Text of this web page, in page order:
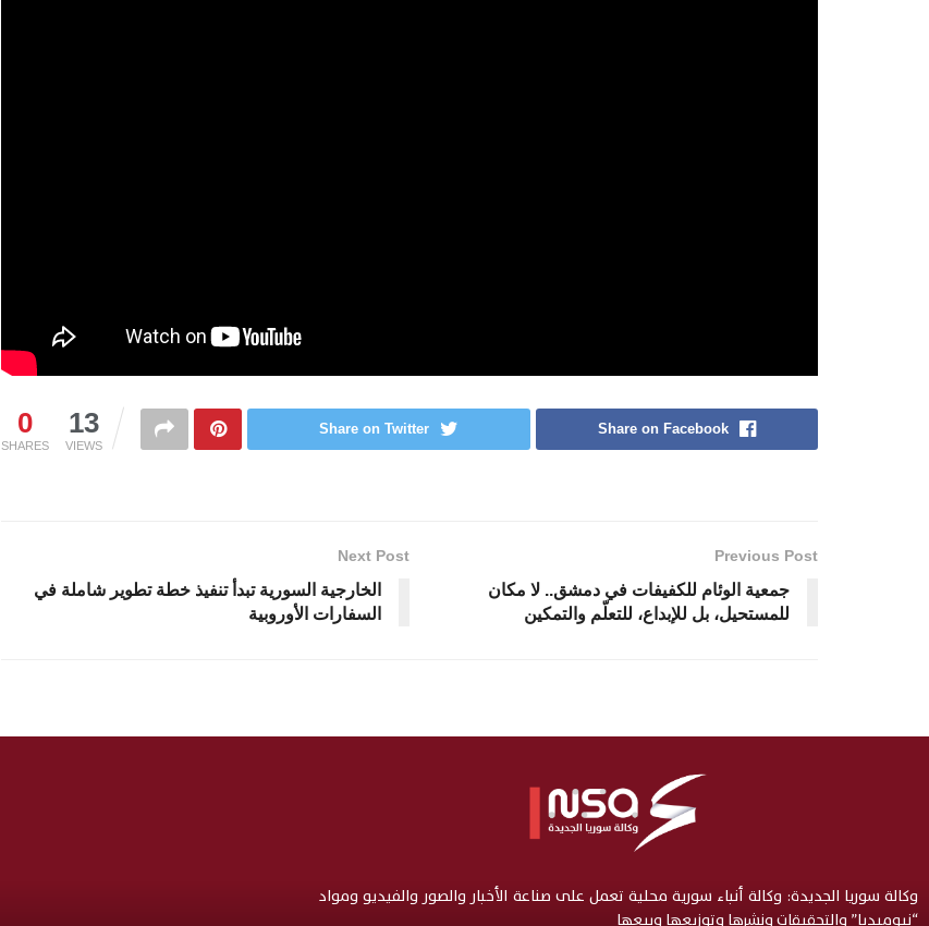
0
SHARES
13
VIEWS
Share on Facebook
Share on Twitter
Previous Post
جمعية الوئام للكفيفات في دمشق.. لا مكان
للمستحيل، بل للإبداع، للتعلّم والتمكين
Next Post
الخارجية السورية تبدأ تنفيذ خطة تطوير شاملة في
السفارات الأوروبية
وكالة سوريا الجديدة: وكالة أنباء سورية محلية تعمل على صناعة الأخبار والصور والفيديو ومواد
“نيوميديا” والتحقيقات ونشرها وتوزيعها وبيعها